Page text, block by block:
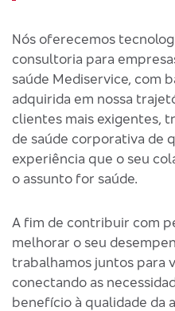
Nós oferecemos
consultoria para
saúde Mediservice, com
adquirida em nossa
clientes mais exigentes,
de saúde corporativa de
experiência que o seu
o assunto for saúde.
A fim de contribuir com
melhorar o seu
trabalhamos juntos para
conectando as
benefício à qualidade da